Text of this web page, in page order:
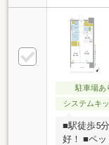
備＆安心
◎我々は
産会社で
不動産事
案内でき
け！店舗
ンケート
円分プレ
駐車場あ
システムキ
■駅徒歩5分の立
好！ ■ペット飼育可能！（規約あり） ■充実の収納ス